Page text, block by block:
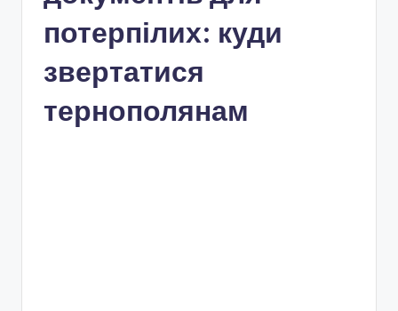
потерпілих: куди
звертатися
тернополянам